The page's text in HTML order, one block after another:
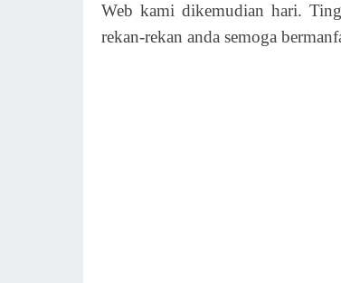
Web kami dikemudian hari.
rekan-rekan anda semoga